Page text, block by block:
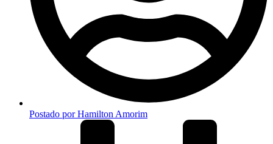
Postado porHamilton Amorim